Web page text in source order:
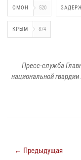
ОМОН 520
КРЫМ 874
Пресс-служба
национальной
← Предыдущая